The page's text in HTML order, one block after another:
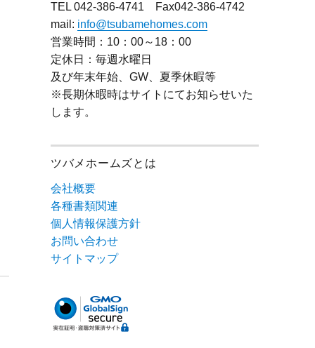
TEL 042-386-4741 Fax042-386-4742
mail: info@tsubamehomes.com
営業時間：10：00～18：00
定休日：毎週水曜日
及び年末年始、GW、夏季休暇等
※長期休暇時はサイトにてお知らせいた
します。
ツバメホームズとは
会社概要
各種書類関連
個人情報保護方針
お問い合わせ
サイトマップ